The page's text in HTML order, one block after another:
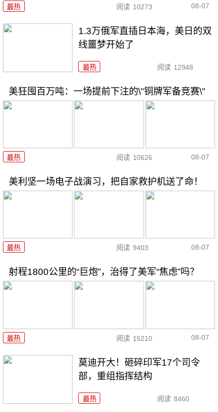
最热 阅读 10273 08-07
1.3万俄军直插日本海，美日的双
线噩梦开始了
最热 阅读 12948
美狂囤百万吨：一场提前下注的\"铜牌军备竞赛\"
最热 阅读 10626 08-07
美利坚一场电子战演习，把自家救护机送了命！
最热 阅读 9403 08-07
射程1800公里的“巨炮”，治得了美军“焦虑”吗？
最热 阅读 15210 08-07
莫迪开大！砸碎印军17个司令
部，重组指挥结构
最热 阅读 8460